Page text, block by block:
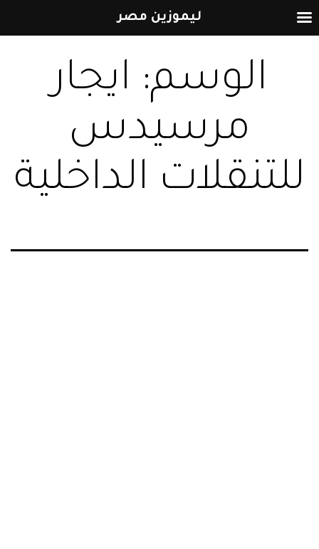
إلى
المحتوىالوسم: ايجار
مرسيدس
للتنقلات الداخلية
ليموزين مصر